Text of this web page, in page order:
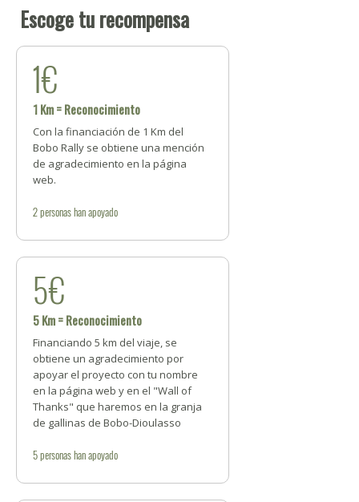
Escoge tu recompensa
1€
1 Km = Reconocimiento
Con la financiación de 1 Km del
Bobo Rally se obtiene una mención
de agradecimiento en la página
web.
2personashan apoyado
5€
5 Km = Reconocimiento
Financiando 5 km del viaje, se
obtiene un agradecimiento por
apoyar el proyecto con tu nombre
en la página web y en el "Wall of
Thanks" que haremos en la granja
de gallinas de Bobo-Dioulasso
5personashan apoyado